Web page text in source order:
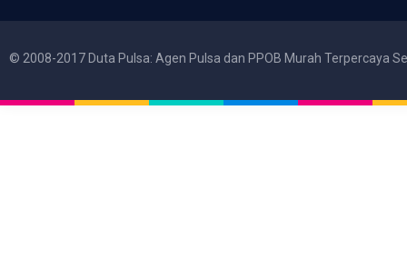
© 2008-2017 Duta Pulsa: Agen Pulsa dan PPOB Murah Terpercaya